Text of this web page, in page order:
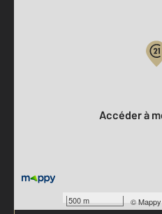
500 m ©Mappy
Accéder à